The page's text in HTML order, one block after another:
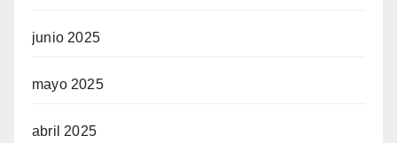
junio 2025
mayo 2025
abril 2025